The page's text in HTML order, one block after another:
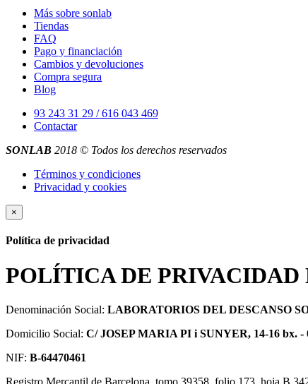
Más sobre sonlab
Tiendas
FAQ
Pago y financiación
Cambios y devoluciones
Compra segura
Blog
93 243 31 29 / 616 043 469
Contactar
SONLAB 2018 © Todos los derechos reservados
Términos y condiciones
Privacidad y cookies
×
Política de privacidad
POLÍTICA DE PRIVACIDAD
Denominación Social: LABORATORIOS DEL DESCANSO
Domicilio Social: C/ JOSEP MARIA PI i SUNYER, 14-16 bx.
NIF: B-64470461
Registro Mercantil de Barcelona, tomo 39358, folio 173, hoja B